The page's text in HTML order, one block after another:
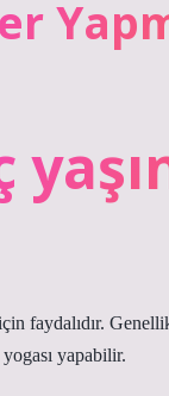
faydalıdır.
yapabilir.